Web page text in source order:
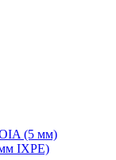
(5 мм)
IXPE)